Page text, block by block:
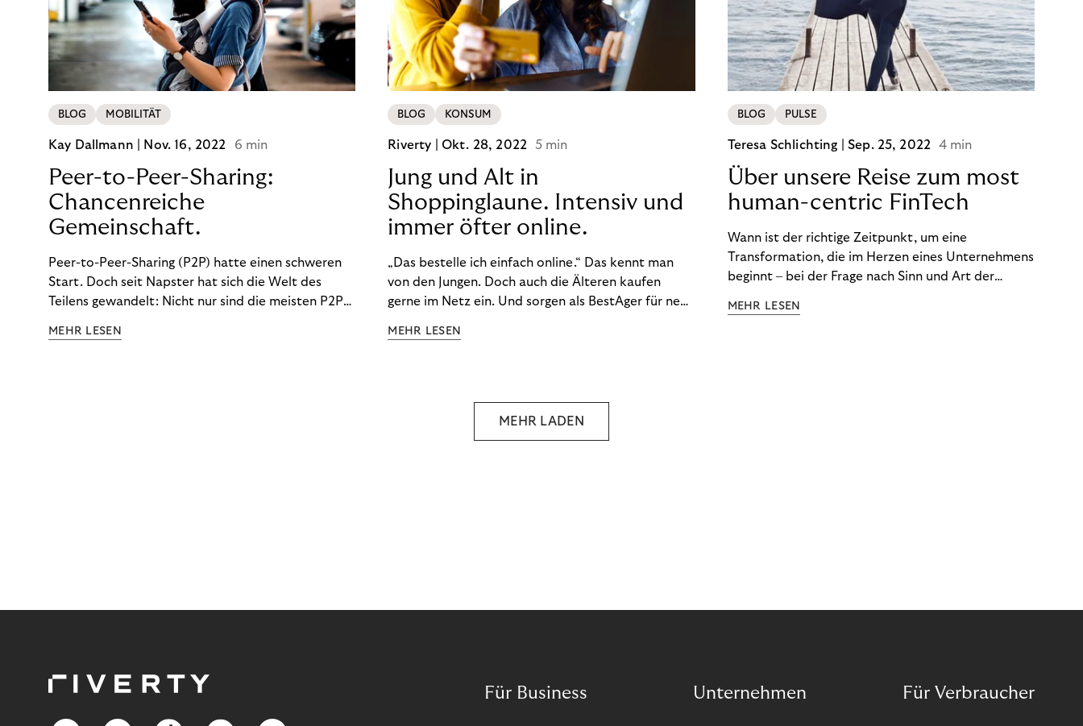
von BOPIS vor.
BLOG MOBILITÄT
Kay Dallmann | Nov. 16, 2022 6 min
Peer-to-Peer-Sharing:
Chancenreiche
Gemeinschaft.
Peer-to-Peer-Sharing (P2P) hatte einen schweren
Start. Doch seit Napster hat sich die Welt des
Teilens gewandelt: Nicht nur sind die meisten P2P-
wird, hat sich geändert. Das bietet Unternehmen
MEHR LESEN
BLOG KONSUM
Riverty | Okt. 28, 2022 5 min
Jung und Alt in
Shoppinglaune. Intensiv und
immer öfter online.
„Das bestelle ich einfach online.“ Das kennt man
von den Jungen. Doch auch die Älteren kaufen
gerne im Netz ein. Und sorgen als BestAger für neue
von der Generation Z. Wir haben genauer
MEHR LESEN
BLOG PULSE
Teresa Schlichting |Sep. 25, 2022 4 min
Über unsere Reise zum most
human-centric FinTech
Wann ist der richtige Zeitpunkt, um eine
Transformation, die im Herzen eines Unternehmens
beginnt – bei der Frage nach Sinn und Art der
kommuniziert man ein Ziel, das so ganzheitlich ist,
MEHR LESEN
MEHR LADEN
Für Business Unternehmen Für Verbraucher